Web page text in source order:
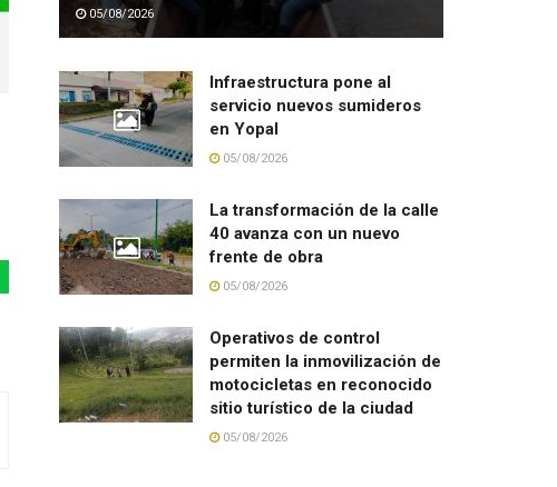
05/08/2026
Infraestructura pone al
servicio nuevos sumideros
en Yopal
05/08/2026
La transformación de la calle
40 avanza con un nuevo
frente de obra
05/08/2026
Operativos de control
permiten la inmovilización de
motocicletas en reconocido
sitio turístico de la ciudad
05/08/2026